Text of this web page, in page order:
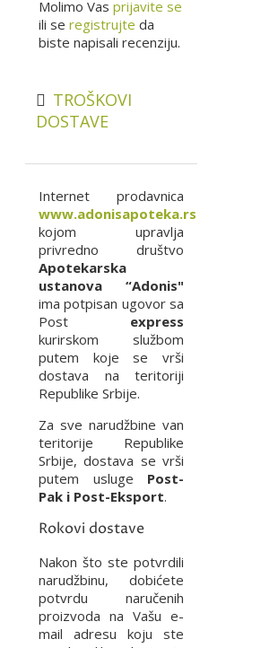
Molimo Vas prijavite se
ili se registrujte da
biste napisali recenziju.
TROŠKOVI
DOSTAVE
Internet prodavnica
www.adonisapoteka.rs
kojom upravlja
privredno društvo
Apotekarska
ustanova “Adonis"
ima potpisan ugovor sa
Post express
kurirskom službom
putem koje se vrši
dostava na teritoriji
Republike Srbije.
Za sve narudžbine van
teritorije Republike
Srbije, dostava se vrši
putem usluge Post-
Pak i Post-Eksport.
Rokovi dostave
Nakon što ste potvrdili
narudžbinu, dobićete
potvrdu naručenih
proizvoda na Vašu e-
mail adresu koju ste